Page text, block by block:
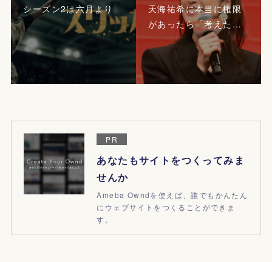
シーズン2は六月より
天海祐希に本当に権限
があったら「考えた…
PR
あなたもサイトをつくってみま
せんか
Ameba Owndを使えば、誰でもかんたん
にウェブサイトをつくることができま
す。